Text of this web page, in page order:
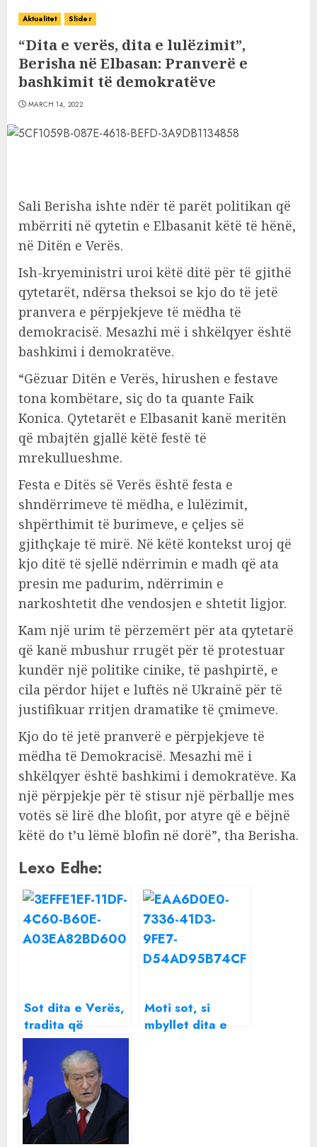
Aktualitet Slider
“Dita e verës, dita e lulëzimit”,
Berisha në Elbasan: Pranverë e
bashkimit të demokratëve
MARCH 14, 2022
Sali Berisha ishte ndër të parët politikan që
mbërriti në qytetin e Elbasanit këtë të hënë,
në Ditën e Verës.
Ish-kryeministri uroi këtë ditë për të gjithë
qytetarët, ndërsa theksoi se kjo do të jetë
pranvera e përpjekjeve të mëdha të
demokracisë. Mesazhi më i shkëlqyer është
bashkimi i demokratëve.
“Gëzuar Ditën e Verës, hirushen e festave
tona kombëtare, siç do ta quante Faik
Konica. Qytetarët e Elbasanit kanë meritën
që mbajtën gjallë këtë festë të
mrekullueshme.
Festa e Ditës së Verës është festa e
shndërrimeve të mëdha, e lulëzimit,
shpërthimit të burimeve, e çeljes së
gjithçkaje të mirë. Në këtë kontekst uroj që
kjo ditë të sjellë ndërrimin e madh që ata
presin me padurim, ndërrimin e
narkoshtetit dhe vendosjen e shtetit ligjor.
Kam një urim të përzemërt për ata qytetarë
që kanë mbushur rrugët për të protestuar
kundër një politike cinike, të pashpirtë, e
cila përdor hijet e luftës në Ukrainë për të
justifikuar rritjen dramatike të çmimeve.
Kjo do të jetë pranverë e përpjekjeve të
mëdha të Demokracisë. Mesazhi më i
shkëlqyer është bashkimi i demokratëve. Ka
një përpjekje për të stisur një përballje mes
votës së lirë dhe blofit, por atyre që e bëjnë
këtë do t’u lëmë blofin në dorë”, tha Berisha.
Lexo Edhe:
Sot dita e Verës,
tradita që
mbajnë ndër
shekuj gjallë
shqiptarët
Moti sot, si
mbyllet dita e